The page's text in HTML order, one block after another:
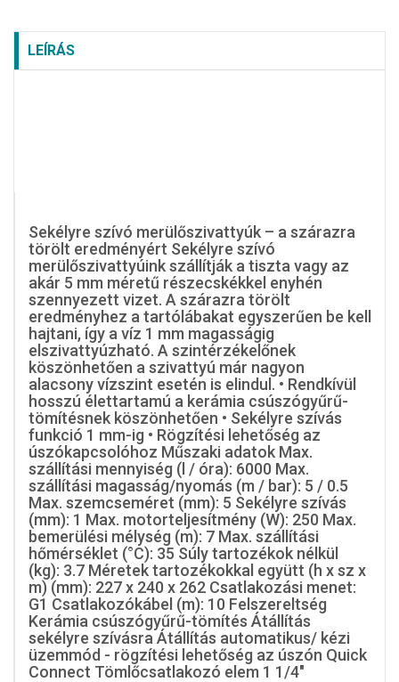
LEÍRÁS
Sekélyre szívó merülőszivattyúk – a szárazra
törölt eredményért Sekélyre szívó
merülőszivattyúink szállítják a tiszta vagy az
akár 5 mm méretű részecskékkel enyhén
szennyezett vizet. A szárazra törölt
eredményhez a tartólábakat egyszerűen be kell
hajtani, így a víz 1 mm magasságig
elszivattyúzható. A szintérzékelőnek
köszönhetően a szivattyú már nagyon
alacsony vízszint esetén is elindul. • Rendkívül
hosszú élettartamú a kerámia csúszógyűrű-
tömítésnek köszönhetően • Sekélyre szívás
funkció 1 mm-ig • Rögzítési lehetőség az
úszókapcsolóhoz Műszaki adatok Max.
szállítási mennyiség (l / óra): 6000 Max.
szállítási magasság/nyomás (m / bar): 5 / 0.5
Max. szemcseméret (mm): 5 Sekélyre szívás
(mm): 1 Max. motorteljesítmény (W): 250 Max.
bemerülési mélység (m): 7 Max. szállítási
hőmérséklet (°C): 35 Súly tartozékok nélkül
(kg): 3.7 Méretek tartozékokkal együtt (h x sz x
m) (mm): 227 x 240 x 262 Csatlakozási menet:
G1 Csatlakozókábel (m): 10 Felszereltség
Kerámia csúszógyűrű-tömítés Átállítás
sekélyre szívásra Átállítás automatikus/ kézi
üzemmód - rögzítési lehetőség az úszón Quick
Connect Tömlőcsatlakozó elem 1 1/4"